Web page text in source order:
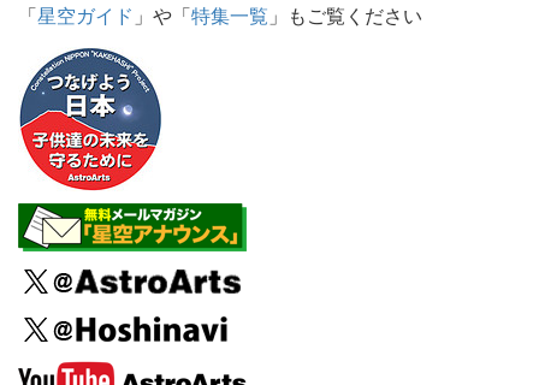
「星空ガイド 」や「特集一覧 」もご覧ください